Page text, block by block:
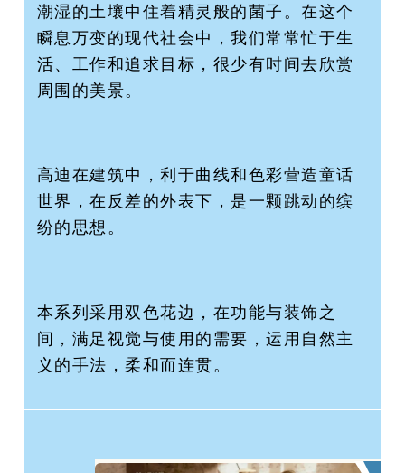
潮湿的土壤中住着精灵般的菌子。在这个
瞬息万变的现代社会中，我们常常忙于生
活、工作和追求目标，很少有时间去欣赏
周围的美景。
高迪在建筑中，利于曲线和色彩营造童话
世界，在反差的外表下，是一颗跳动的缤
纷的思想。
本系列采用双色花边，在功能与装饰之
间，满足视觉与使用的需要，运用自然主
义的手法，柔和而连贯。